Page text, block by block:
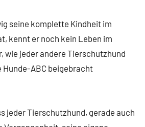
seine komplette Kindheit im
kennt er noch kein Leben im
wie jeder andere Tierschutzhund
ABC beigebracht
jeder Tierschutzhund, gerade auch